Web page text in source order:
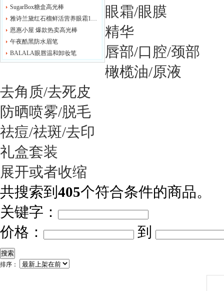
SugarBox糖盒高光棒
雅诗兰黛红石榴鲜活营养眼霜15ml/眼部啫喱
恩惠小屋 爆款热卖高光棒
午夜酷黑防水眉笔
BALALA眼唇温和卸妆笔
眼霜/眼膜
精华
唇部/口腔/颈部
橄榄油/原液
去角质/去死皮
防晒喷雾/脱毛
祛痘/祛斑/去印
礼盒套装
展开或者收缩
共搜索到 405个符合条件的商品。
关键字：
价格：
到
搜索
排序：